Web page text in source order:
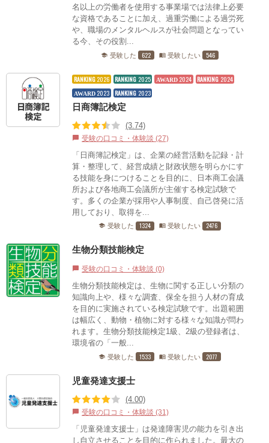
名以上の労働者を使用する事業場では法律上必要
な資格であることに加え、過重労働による過労死
や、職場のメンタルヘルスが社会問題となってい
る今、その役割...
school 受験した 622 menu_book 受験したい 546
RANKING 2026 RANKING 2025 AWARD 2024 RANKING 2024
AWARD 2023 RANKING 2023
日商簿記検定
(3.74)
chat_bubble 受験の口コミ・体験談 (27)
「日商簿記検定」は、企業の経営活動を記録・計
算・整理して、経営成績と財政状態を明らかにす
る技能を身につけることを目的に、日本商工会議
所および各地商工会議所が主催する検定試験で
す。多くの企業が採用や人事制度、自己啓発に活
用しており、取得を...
school 受験した 1324 menu_book 受験したい 2476
生物分類技能検定
chat_bubble 受験の口コミ・体験談 (0)
生物分類技能検定は、生物に関する正しい分類の
知識向上や、様々な調査、保全を担う人材の育成
を目的に実施されている検定試験です。出題範囲
は幅広く、動物・植物に対する様々な知識が問わ
れます。生物分類技能検定1級、2級の登録者は、
環境省の「一般...
school 受験した 1533 menu_book 受験したい 2077
児童発達支援士
(4.00)
chat_bubble 受験の口コミ・体験談 (31)
「児童発達支援士」は発達障害児の能力を引き出
し自立させることを目的に作られました。最大の